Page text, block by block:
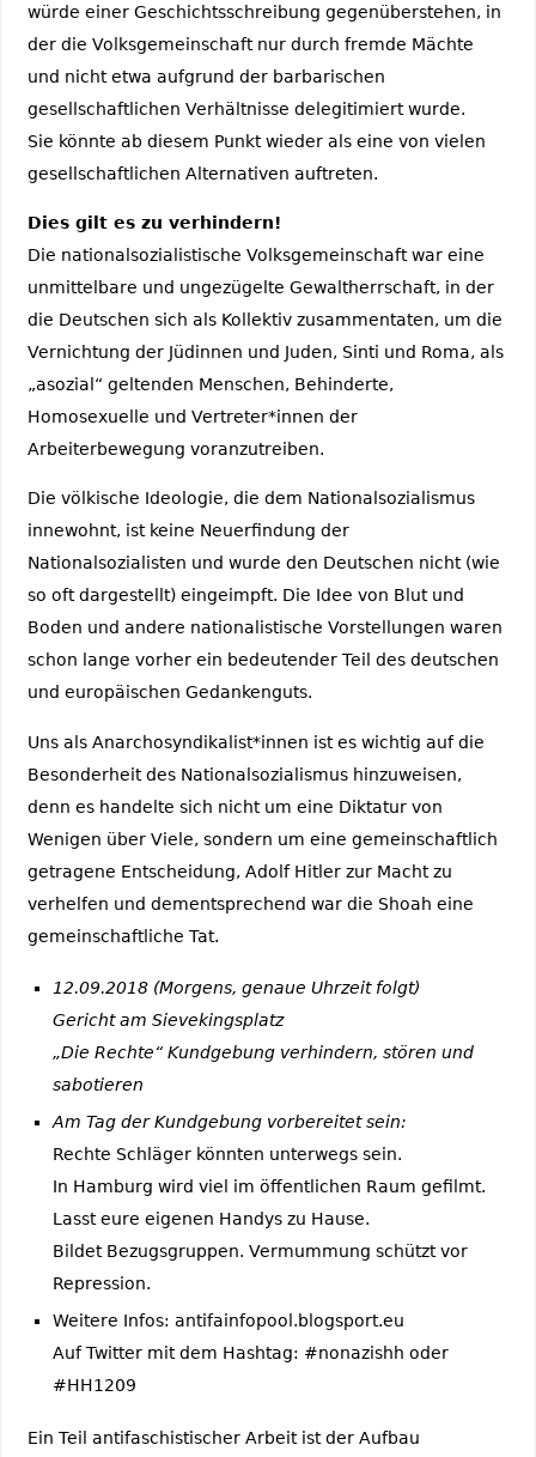
würde einer Geschichtsschreibung gegenüberstehen, in
der die Volksgemeinschaft nur durch fremde Mächte
und nicht etwa aufgrund der barbarischen
gesellschaftlichen Verhältnisse delegitimiert wurde.
Sie könnte ab diesem Punkt wieder als eine von vielen
gesellschaftlichen Alternativen auftreten.
Dies gilt es zu verhindern!
Die nationalsozialistische Volksgemeinschaft war eine
unmittelbare und ungezügelte Gewaltherrschaft, in der
die Deutschen sich als Kollektiv zusammentaten, um die
Vernichtung der Jüdinnen und Juden, Sinti und Roma, als
„asozial“ geltenden Menschen, Behinderte,
Homosexuelle und Vertreter*innen der
Arbeiterbewegung voranzutreiben.
Die völkische Ideologie, die dem Nationalsozialismus
innewohnt, ist keine Neuerfindung der
Nationalsozialisten und wurde den Deutschen nicht (wie
so oft dargestellt) eingeimpft. Die Idee von Blut und
Boden und andere nationalistische Vorstellungen waren
schon lange vorher ein bedeutender Teil des deutschen
und europäischen Gedankenguts.
Uns als Anarchosyndikalist*innen ist es wichtig auf die
Besonderheit des Nationalsozialismus hinzuweisen,
denn es handelte sich nicht um eine Diktatur von
Wenigen über Viele, sondern um eine gemeinschaftlich
getragene Entscheidung, Adolf Hitler zur Macht zu
verhelfen und dementsprechend war die Shoah eine
gemeinschaftliche Tat.
12.09.2018 (Morgens, genaue Uhrzeit folgt)
Gericht am Sievekingsplatz
„Die Rechte“ Kundgebung verhindern, stören und
sabotieren
Am Tag der Kundgebung vorbereitet sein:
Rechte Schläger könnten unterwegs sein.
In Hamburg wird viel im öffentlichen Raum gefilmt.
Lasst eure eigenen Handys zu Hause.
Bildet Bezugsgruppen. Vermummung schützt vor
Repression.
Weitere Infos: antifainfopool.blogsport.eu
Auf Twitter mit dem Hashtag: #nonazishh oder
#HH1209
Ein Teil antifaschistischer Arbeit ist der Aufbau